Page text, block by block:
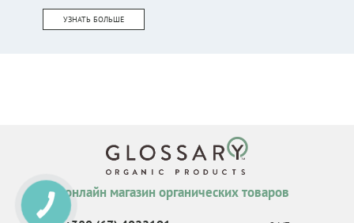
УЗНАТЬ БОЛЬШЕ
онлайн магазин органических товаров
КНОПКА
СВЯЗИ